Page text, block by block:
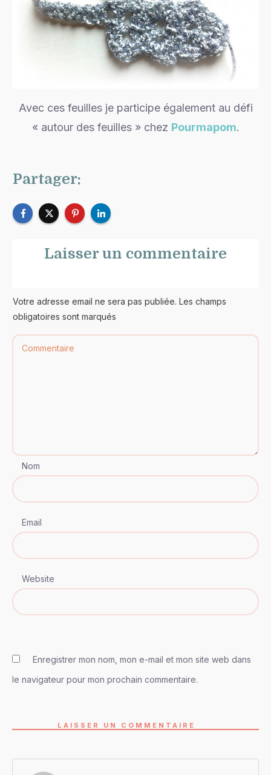
Avec ces feuilles je participe également au défi
« autour des feuilles » chez Pourmapom.
Partager:
Laisser un commentaire
Votre adresse email ne sera pas publiée. Les champs
obligatoires sont marqués
Nom
Email
Website
Enregistrer mon nom, mon e-mail et mon site web dans
le navigateur pour mon prochain commentaire.
LAISSER UN COMMENTAIRE